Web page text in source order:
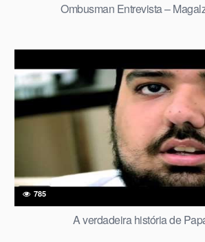
Ombusman Entrevista –
785
A verdadeira história de